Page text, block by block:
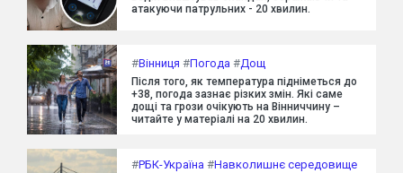
атакуючи патрульних - 20 хвилин.
#Вінниця #Погода #Дощ
Після того, як температура підніметься до
+38, погода зазнає різких змін. Які саме
дощі та грози очікують на Вінниччину –
читайте у матеріалі на 20 хвилин.
#РБК-Україна #Навколишнє середовище